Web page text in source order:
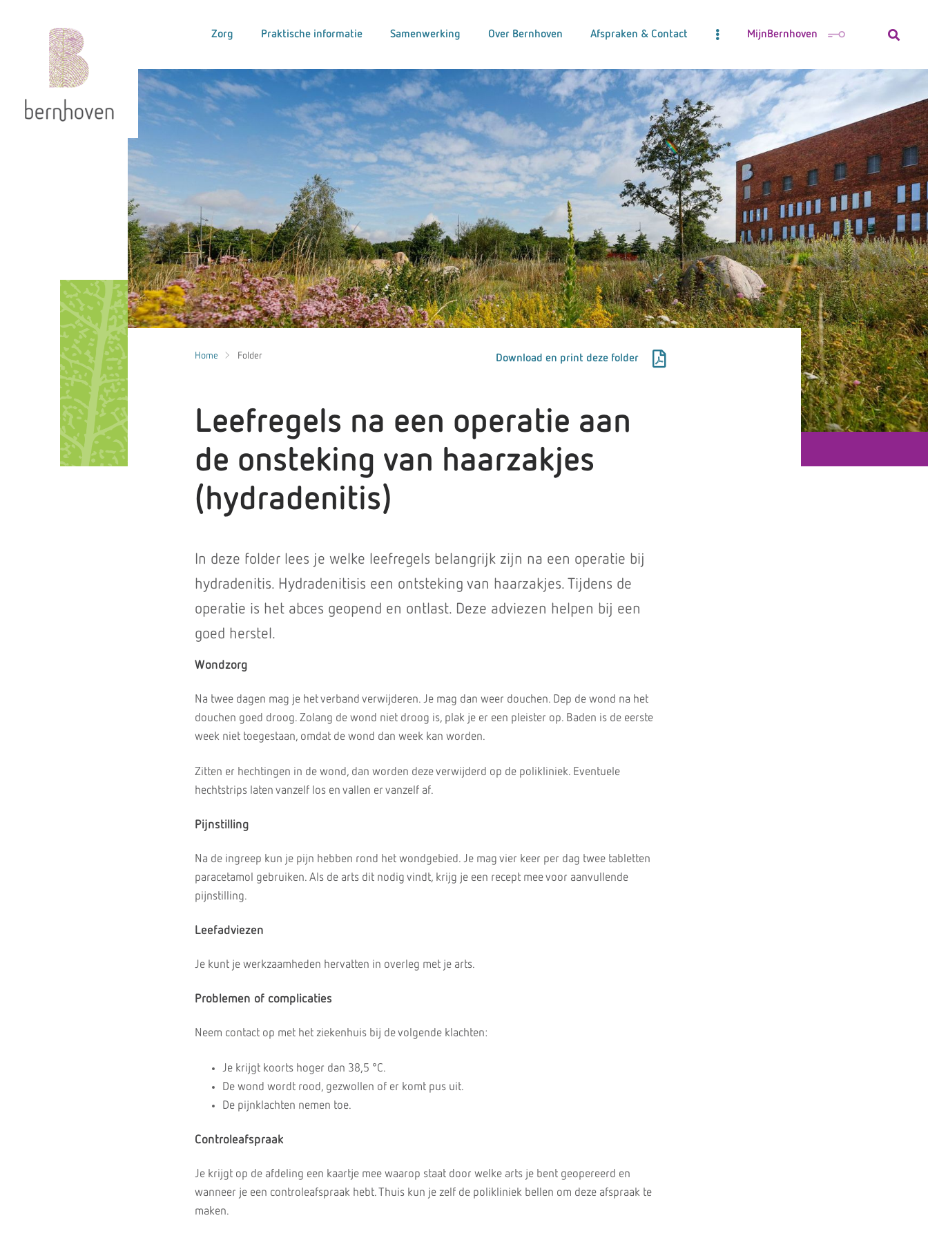
Zorg Praktische informatie Samenwerking Over Bernhoven Afspraken & Contact MijnBernhoven
Home Folder Download en print deze folder
Leefregels na een operatie aan
de onsteking van haarzakjes
(hydradenitis)
In deze folder lees je welke leefregels belangrijk zijn na een operatie bij
hydradenitis. Hydradenitisis een ontsteking van haarzakjes. Tijdens de
operatie is het abces geopend en ontlast. Deze adviezen helpen bij een
goed herstel.
Wondzorg
Na twee dagen mag je het verband verwijderen. Je mag dan weer douchen. Dep de wond na het
douchen goed droog. Zolang de wond niet droog is, plak je er een pleister op. Baden is de eerste
week niet toegestaan, omdat de wond dan week kan worden.
Zitten er hechtingen in de wond, dan worden deze verwijderd op de polikliniek. Eventuele
hechtstrips laten vanzelf los en vallen er vanzelf af.
Pijnstilling
Na de ingreep kun je pijn hebben rond het wondgebied. Je mag vier keer per dag twee tabletten
paracetamol gebruiken. Als de arts dit nodig vindt, krijg je een recept mee voor aanvullende
pijnstilling.
Leefadviezen
Je kunt je werkzaamheden hervatten in overleg met je arts.
Problemen of complicaties
Neem contact op met het ziekenhuis bij de volgende klachten:
Je krijgt koorts hoger dan 38,5 °C.
De wond wordt rood, gezwollen of er komt pus uit.
De pijnklachten nemen toe.
Controleafspraak
Je krijgt op de afdeling een kaartje mee waarop staat door welke arts je bent geopereerd en
wanneer je een controleafspraak hebt. Thuis kun je zelf de polikliniek bellen om deze afspraak te
maken.